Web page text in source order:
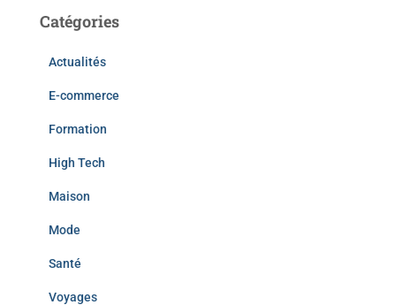
Catégories
Actualités
E-commerce
Formation
High Tech
Maison
Mode
Santé
Voyages